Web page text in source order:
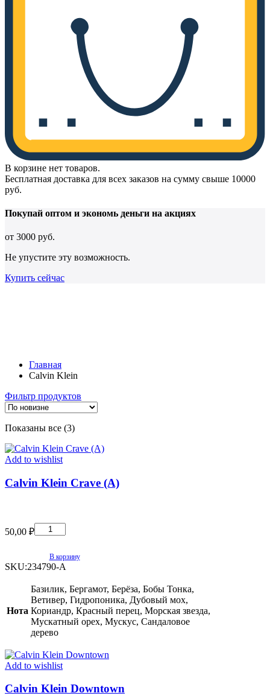
В корзине нет товаров.
Бесплатная доставка для всех заказов на сумму свыше 10000
руб.
Покупай оптом и экономь деньги на акциях
от 3000 руб.
Не упустите эту возможность.
Купить сейчас
Главная
Calvin Klein
Фильтр продуктов
Показаны все (3)Сортировка:
недавние
Add to wishlist
Calvin Klein Crave (A)
50,00 ₽
Klein
Crave
quantity
В корзину
SKU:234790-A
Нота
Базилик, Бергамот, Берёза, Бобы Тонка,
Ветивер, Гидропоника, Дубовый мох,
Кориандр, Красный перец, Морская звезда,
Мускатный орех, Мускус, Сандаловое
дерево
Add to wishlist
Calvin Klein Downtown